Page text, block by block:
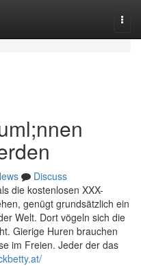
Discuss
die kostenlosen XXX-
genügt grundsätzlich ein
Welt. Dort vögeln sich die
Gierige Huren brauchen
im Freien. Jeder der das